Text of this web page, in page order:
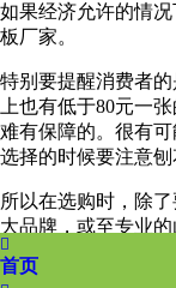
如果经济允许的情
板厂家。
特别要提醒消费者
上也有低于80元一
难有保障的。很有
选择的时候要注意刨
所以在选购时，除
大品牌，或至专业
材侧面的喷码，以
上一篇：

首页